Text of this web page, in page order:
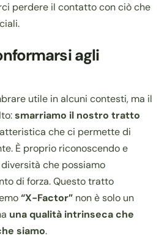
perdere il contatto con ciò che
agli
utile in alcuni contesti, ma il
smarriamo il nostro tratto
che ci permette di
È proprio riconoscendo e
che possiamo
di forza. Questo tratto
“X-Factor” non è solo un
una qualità intrinseca che
siamo.